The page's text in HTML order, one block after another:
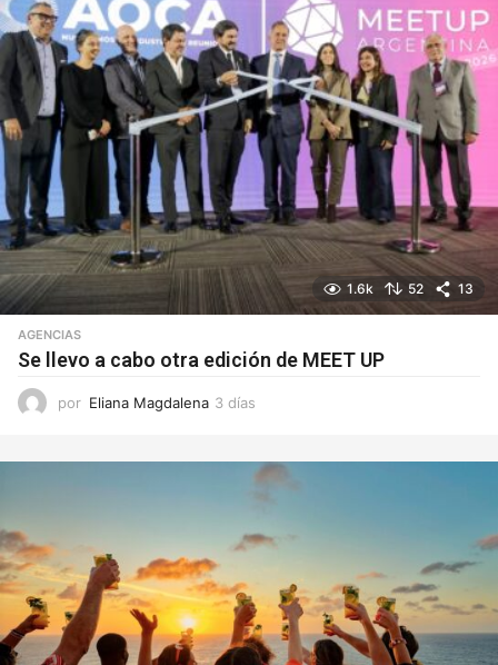
1.6k 52 13
AGENCIAS
Se llevo a cabo otra edición de MEET UP
por Eliana Magdalena 3 días
a
s